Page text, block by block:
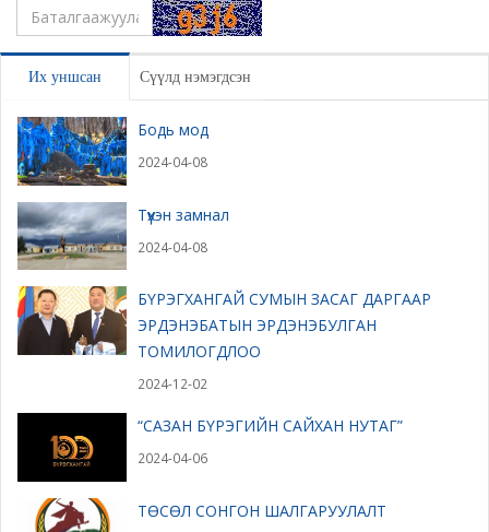
Их уншсан Сүүлд нэмэгдсэн
Бодь мод
2024-04-08
Түүхэн замнал
2024-04-08
БҮРЭГХАНГАЙ СУМЫН ЗАСАГ ДАРГААР
ЭРДЭНЭБАТЫН ЭРДЭНЭБУЛГАН
ТОМИЛОГДЛОО
2024-12-02
“САЗАН БҮРЭГИЙН САЙХАН НУТАГ”
2024-04-06
ТӨСӨЛ СОНГОН ШАЛГАРУУЛАЛТ